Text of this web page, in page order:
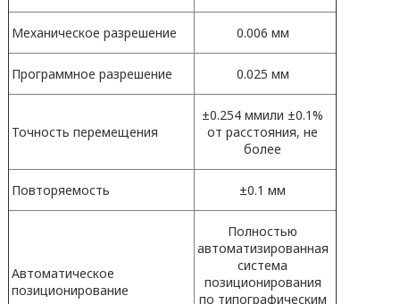
Механическое разрешение 0.006 мм
Программное разрешение 0.025 мм
Точность перемещения
±0.254 ммили ±0.1%
от расстояния, не
более
Повторяемость ±0.1 мм
Автоматическое
позиционирование
Полностью
автоматизированная
система
позиционирования
по типографическим